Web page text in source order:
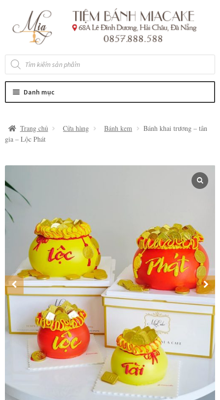
đến
Điều
đến
nội
Tìm
kiếm
sản
Danh mục
Trang chủ Cửa hàng Bánh kem
Bánh khai trương – tân
gia – Lộc Phát